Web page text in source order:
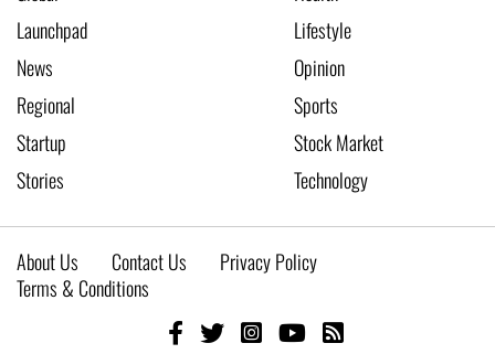
Launchpad
Lifestyle
News
Opinion
Regional
Sports
Startup
Stock Market
Stories
Technology
About Us Contact Us
Privacy Policy
Terms & Conditions